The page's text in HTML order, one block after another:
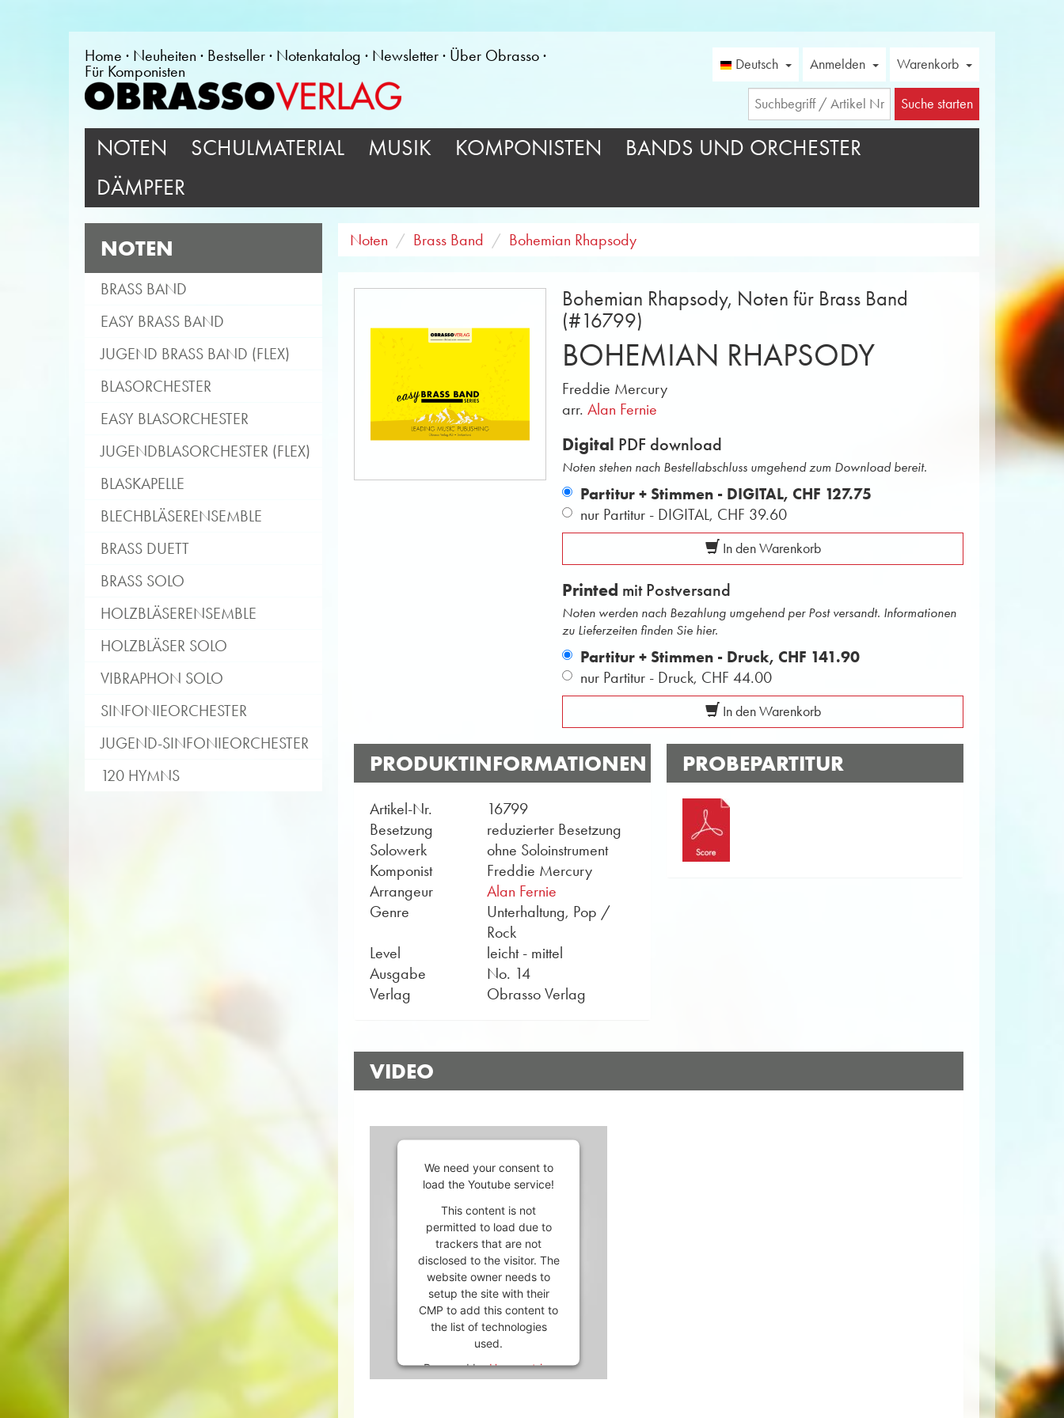
Home Neuheiten Bestseller Notenkatalog Newsletter
Über Obrasso
Für Komponisten
Deutsch Anmelden Warenkorb
Suche starten
NOTEN SCHULMATERIAL MUSIK KOMPONISTEN
BANDS UND ORCHESTER
DÄMPFER
NOTEN
BRASS BAND
EASY BRASS BAND
JUGEND BRASS BAND (FLEX)
BLASORCHESTER
EASY BLASORCHESTER
JUGENDBLASORCHESTER (FLEX)
BLASKAPELLE
BLECHBLÄSERENSEMBLE
BRASS DUETT
BRASS SOLO
HOLZBLÄSERENSEMBLE
HOLZBLÄSER SOLO
VIBRAPHON SOLO
SINFONIEORCHESTER
JUGEND-SINFONIEORCHESTER
120 HYMNS
Noten Brass Band Bohemian Rhapsody
Bohemian Rhapsody, Noten für Brass Band
(#16799)
BOHEMIAN RHAPSODY
Freddie Mercury
arr.Alan Fernie
Digital PDF download
Noten stehen nach Bestellabschluss umgehend zum Download bereit.
Partitur + Stimmen - DIGITAL, CHF 127.75
nur Partitur - DIGITAL, CHF 39.60
In den Warenkorb
Printed mit Postversand
Noten werden nach Bezahlung umgehend per Post versandt. Informationen
zu Lieferzeiten finden Sie hier.
Partitur + Stimmen - Druck, CHF 141.90
nur Partitur - Druck, CHF 44.00
In den Warenkorb
PRODUKTINFORMATIONEN
Artikel-Nr.
16799
Besetzung
reduzierter Besetzung
Solowerk
ohne Soloinstrument
Komponist
Freddie Mercury
Arrangeur
Alan Fernie
Genre
Unterhaltung, Pop /
Rock
Level
leicht - mittel
Ausgabe
No. 14
Verlag
Obrasso Verlag
PROBEPARTITUR
VIDEO
We need your consent to
load the Youtube service!
This content is not
permitted to load due to
trackers that are not
disclosed to the visitor. The
website owner needs to
setup the site with their
CMP to add this content to
the list of technologies
used.
Powered byUsercentrics